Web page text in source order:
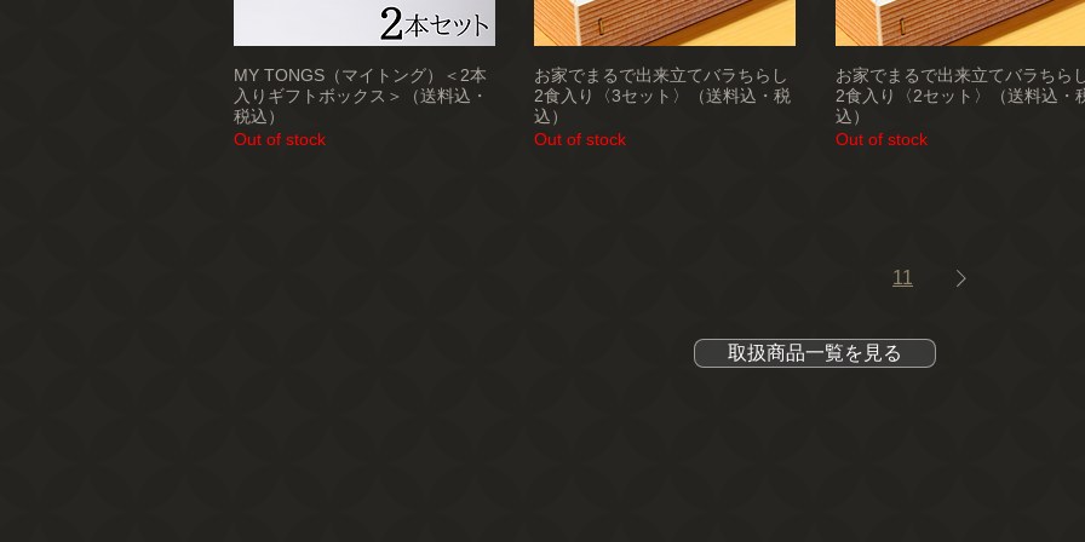
MY TONGS（マイトング）＜2本
入りギフトボックス＞（送料込・
税込）
Out of stock
お家でまるで出来立てバラちらし
2食入り〈3セット〉（送料込・税
込）
Out of stock
お家でまるで出来立てバラちら
2食入り〈2セット〉（送料込・
込）
Out of stock
11
取扱商品一覧を見る